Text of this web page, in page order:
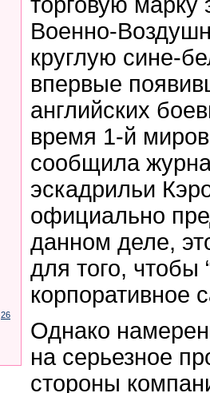
26
Военно-
круглую сине-
впервые
английских
время 1-й
сообщила
эскадрильи
официально
данном деле,
для того, чтобы
корпоративное
Однако
на серьезное
стороны